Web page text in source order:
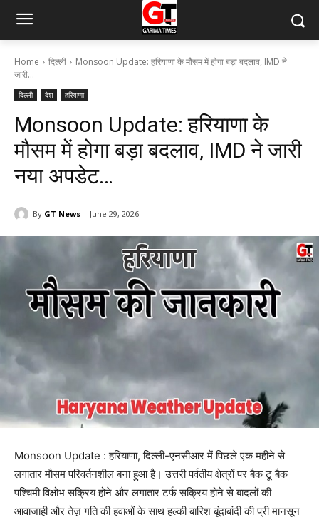
Home दिल्ली
Monsoon Update: हरियाणा के मौसम में होगा बड़ा बदलाव, IMD ने
जारी...
दिल्ली देश हरियाणा
Monsoon Update: हरियाणा के
मौसम में होगा बड़ा बदलाव, IMD ने जारी
नया अपडेट…
By GT News June 29, 2026
Monsoon Update : हरियाणा, दिल्ली-एनसीआर में पिछले एक महीने से
लगातार मौसम परिवर्तनशील बना हुआ है। उत्तरी पर्वतीय क्षेत्रों पर बैक टू बैक
पश्चिमी विक्षोभ सक्रिय होने और लगातार टर्फ सक्रिय होने से बादलों की
आवाजाही और तेज़ गति की हवाओं के साथ हल्की बारिश बूंदाबांदी की प्री मानसून